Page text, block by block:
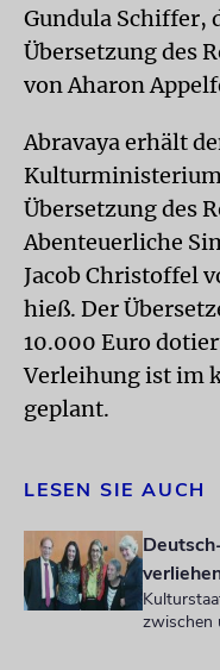
Gundula Schiffer,
Übersetzung des
von Aharon
Abravaya erhält
Übersetzung des
Abenteuerliche
Jacob Christoffel
hieß. Der
10.000 Euro
Verleihung ist im
geplant.
LESEN SIE AUCH
zwischen